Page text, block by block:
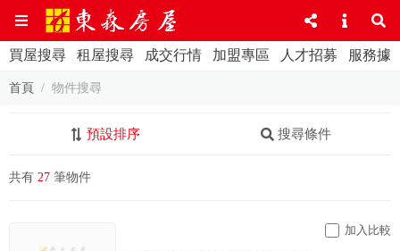
買屋搜尋 租屋搜尋 成交行情 加盟專區 人才招募 服務據
首頁 物件搜尋
預設排序 搜尋條件
共有 27 筆物件
加入比較